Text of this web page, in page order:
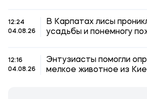
12:24
04.08.26
В Карпатах лисы
усадьбы и понемногу
12:16
04.08.26
Энтузиасты помогли
мелкое животное из